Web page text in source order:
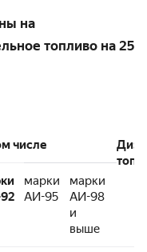
на
топливо на 25
числе
марки
АИ-95
марки
АИ-98
и
выше